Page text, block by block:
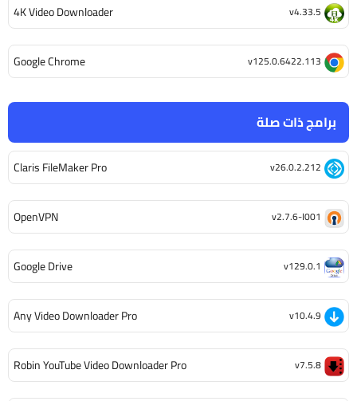
برامج ذات صلة
Claris FileMaker Pro v26.0.2.212
OpenVPN v2.7.6-I001
Google Drive v129.0.1
Any Video Downloader Pro v10.4.9
Robin YouTube Video Downloader Pro v7.5.8
4K Video Downloader v4.33.5
Google Chrome v125.0.6422.113